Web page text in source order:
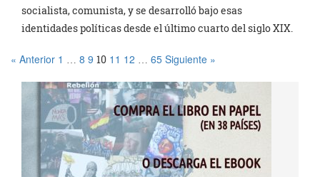
socialista, comunista, y se desarrolló bajo esas
identidades políticas desde el último cuarto del siglo XIX.
« Anterior 1 8 9 10 11 12 65 Siguiente »